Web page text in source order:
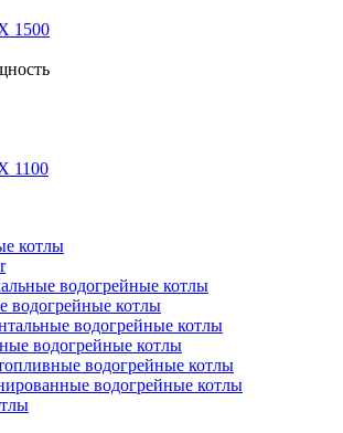
1500
1100
котлы
водогрейные котлы
водогрейные котлы
водогрейные котлы
водогрейные котлы
водогрейные котлы
водогрейные котлы